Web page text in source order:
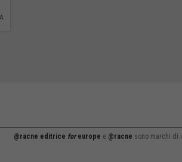
@racne editrice foreurope e @racne sono marchi di